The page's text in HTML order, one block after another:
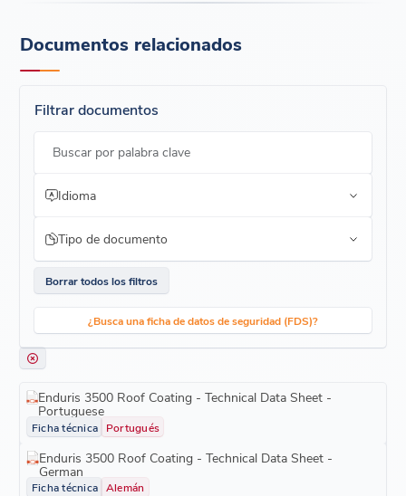
Documentos relacionados
Filtrar documentos
Buscar por palabra clave
Idioma
Tipo de documento
Borrar todos los filtros
¿Busca una ficha de datos de seguridad (FDS)?
Enduris 3500 Roof Coating - Technical Data Sheet -
Portuguese
Ficha técnica Portugués
Enduris 3500 Roof Coating - Technical Data Sheet -
German
Ficha técnica Alemán